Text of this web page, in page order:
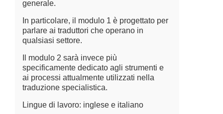
generale.
In particolare, il modulo 1 è progettato per
parlare ai traduttori che operano in
qualsiasi settore.
Il modulo 2 sarà invece più
specificamente dedicato agli strumenti e
ai processi attualmente utilizzati nella
traduzione specialistica.
Lingue di lavoro: inglese e italiano